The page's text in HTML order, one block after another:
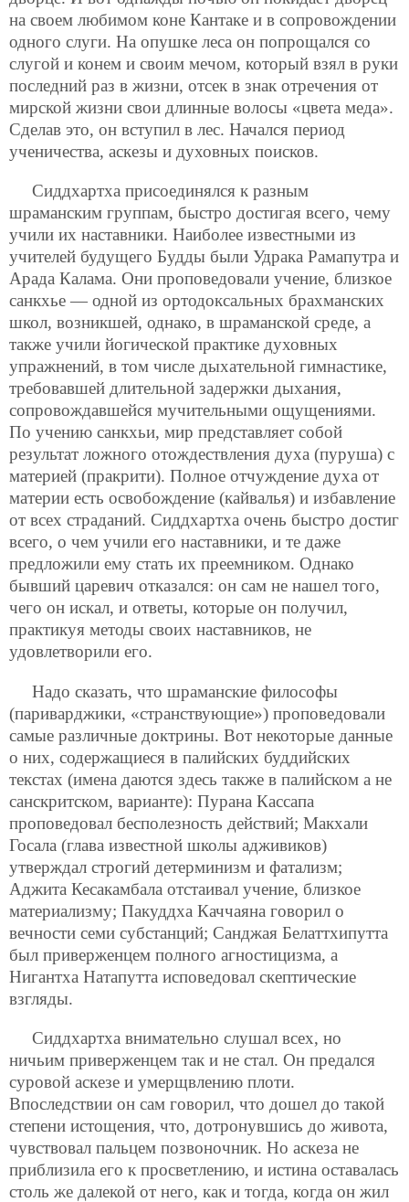
на своем любимом коне Кантаке и в сопровождении
одного слуги. На опушке леса он попрощался со
слугой и конем и своим мечом, который взял в руки
последний раз в жизни, отсек в знак отречения от
мирской жизни свои длинные волосы «цвета меда».
Сделав это, он вступил в лес. Начался период
ученичества, аскезы и духовных поисков.
Сиддхартха присоединялся к разным
шраманским группам, быстро достигая всего, чему
учили их наставники. Наиболее известными из
учителей будущего Будды были Удрака Рамапутра и
Арада Калама. Они проповедовали учение, близкое
санкхье — одной из ортодоксальных брахманских
школ, возникшей, однако, в шраманской среде, а
также учили йогической практике духовных
упражнений, в том числе дыхательной гимнастике,
требовавшей длительной задержки дыхания,
сопровождавшейся мучительными ощущениями.
По учению санкхьи, мир представляет собой
результат ложного отождествления духа (пуруша) с
материей (пракрити). Полное отчуждение духа от
материи есть освобождение (кайвалья) и избавление
от всех страданий. Сиддхартха очень быстро достиг
всего, о чем учили его наставники, и те даже
предложили ему стать их преемником. Однако
бывший царевич отказался: он сам не нашел того,
чего он искал, и ответы, которые он получил,
практикуя методы своих наставников, не
удовлетворили его.
Надо сказать, что шраманские философы
(париварджики, «странствующие») проповедовали
самые различные доктрины. Вот некоторые данные
о них, содержащиеся в палийских буддийских
текстах (имена даются здесь также в палийском а не
санскритском, варианте): Пурана Кассапа
проповедовал бесполезность действий; Макхали
Госала (глава известной школы адживиков)
утверждал строгий детерминизм и фатализм;
Аджита Кесакамбала отстаивал учение, близкое
материализму; Пакуддха Каччаяна говорил о
вечности семи субстанций; Санджая Белаттхипутта
был приверженцем полного агностицизма, а
Нигантха Натапутта исповедовал скептические
взгляды.
Сиддхартха внимательно слушал всех, но
ничьим приверженцем так и не стал. Он предался
суровой аскезе и умерщвлению плоти.
Впоследствии он сам говорил, что дошел до такой
степени истощения, что, дотронувшись до живота,
чувствовал пальцем позвоночник. Но аскеза не
приблизила его к просветлению, и истина оставалась
столь же далекой от него, как и тогда, когда он жил